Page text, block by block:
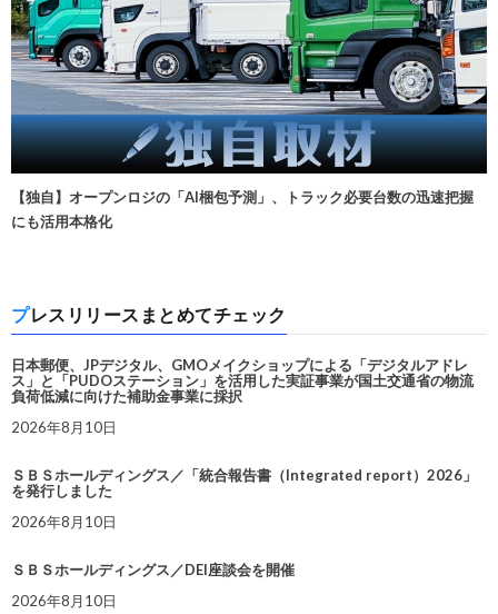
【独自】オープンロジの「AI梱包予測」、トラック必要台数の迅速把握
にも活用本格化
プレスリリースまとめてチェック
日本郵便、JPデジタル、GMOメイクショップによる「デジタルアドレ
ス」と「PUDOステーション」を活用した実証事業が国土交通省の物流
負荷低減に向けた補助金事業に採択
2026年8月10日
ＳＢＳホールディングス／「統合報告書（Integrated report）2026」
を発行しました
2026年8月10日
ＳＢＳホールディングス／DEI座談会を開催
2026年8月10日